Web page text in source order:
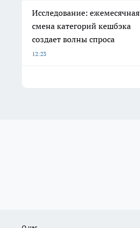
Исследование: ежемесячная
смена категорий кешбэка
создает волны спроса
12:23